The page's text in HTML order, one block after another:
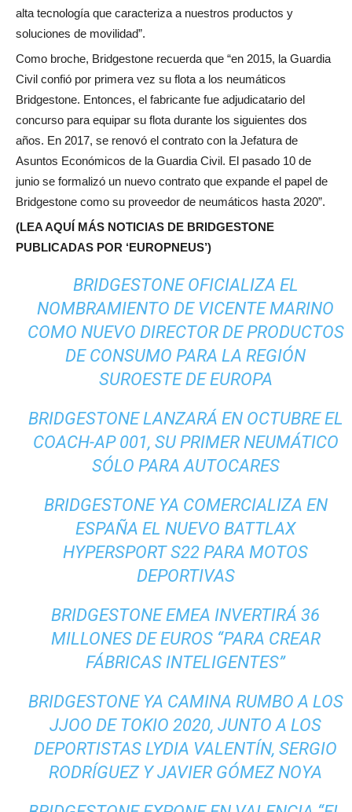
alta tecnología que caracteriza a nuestros productos y
soluciones de movilidad”.
Como broche, Bridgestone recuerda que “en 2015, la Guardia
Civil confió por primera vez su flota a los neumáticos
Bridgestone. Entonces, el fabricante fue adjudicatario del
concurso para equipar su flota durante los siguientes dos
años. En 2017, se renovó el contrato con la Jefatura de
Asuntos Económicos de la Guardia Civil. El pasado 10 de
junio se formalizó un nuevo contrato que expande el papel de
Bridgestone como su proveedor de neumáticos hasta 2020”.
(LEA AQUÍ MÁS NOTICIAS DE BRIDGESTONE
PUBLICADAS POR ‘EUROPNEUS’)
BRIDGESTONE OFICIALIZA EL
NOMBRAMIENTO DE VICENTE MARINO
COMO NUEVO DIRECTOR DE PRODUCTOS
DE CONSUMO PARA LA REGIÓN
SUROESTE DE EUROPA
BRIDGESTONE LANZARÁ EN OCTUBRE EL
COACH-AP 001, SU PRIMER NEUMÁTICO
SÓLO PARA AUTOCARES
BRIDGESTONE YA COMERCIALIZA EN
ESPAÑA EL NUEVO BATTLAX
HYPERSPORT S22 PARA MOTOS
DEPORTIVAS
BRIDGESTONE EMEA INVERTIRÁ 36
MILLONES DE EUROS “PARA CREAR
FÁBRICAS INTELIGENTES”
BRIDGESTONE YA CAMINA RUMBO A LOS
JJOO DE TOKIO 2020, JUNTO A LOS
DEPORTISTAS LYDIA VALENTÍN, SERGIO
RODRÍGUEZ Y JAVIER GÓMEZ NOYA